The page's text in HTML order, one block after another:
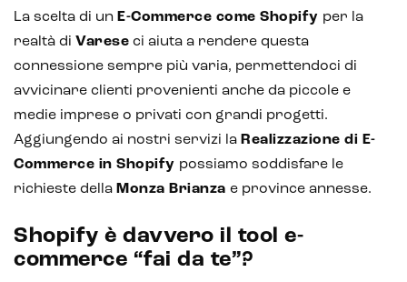
Email marketing
Lead generation e nurturing
La scelta di un E-Commerce come Shopify per la
realtà di Varese ci aiuta a rendere questa
connessione sempre più varia, permettendoci di
avvicinare clienti provenienti anche da piccole e
medie imprese o privati con grandi progetti.
Aggiungendo ai nostri servizi la Realizzazione di E-
Commerce in Shopify possiamo soddisfare le
richieste della Monza Brianza e province annesse.
Shopify è davvero il tool e-
commerce “fai da te”?